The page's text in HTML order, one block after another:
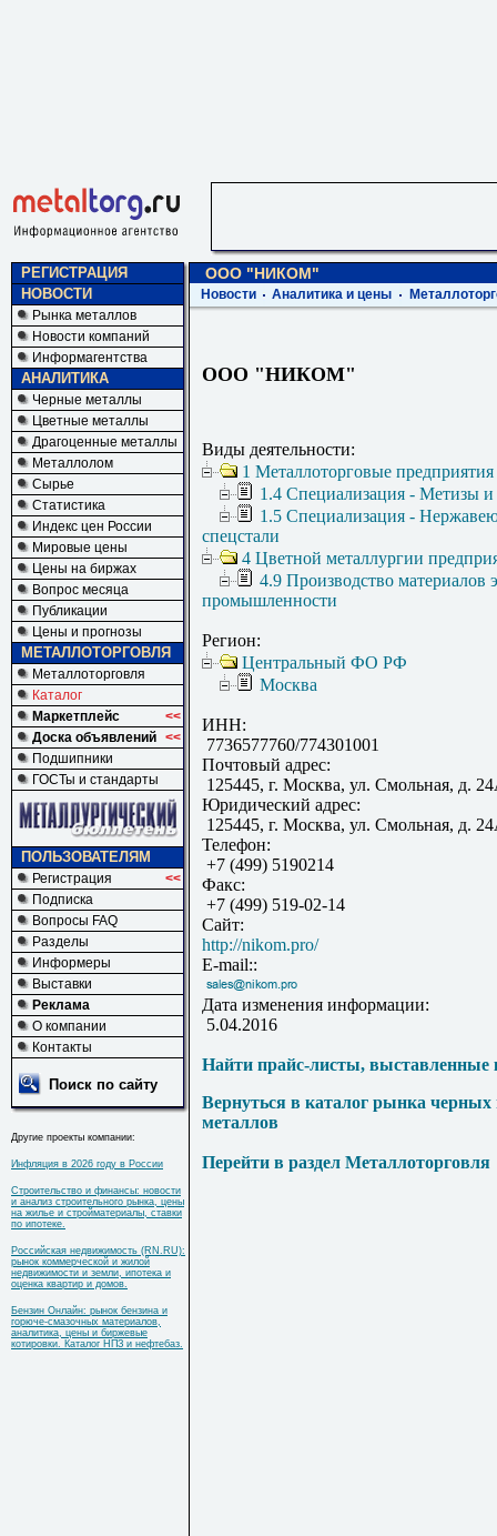
РЕГИСТРАЦИЯ
НОВОСТИ
Рынка металлов
Новости компаний
Информагентства
АНАЛИТИКА
Черные металлы
Цветные металлы
Драгоценные металлы
Металлолом
Сырье
Статистика
Индекс цен России
Мировые цены
Цены на биржах
Вопрос месяца
Публикации
Цены и прогнозы
МЕТАЛЛОТОРГОВЛЯ
Металлоторговля
Каталог
Маркетплейс
<<
Доска объявлений <<
Подшипники
ГОСТы и стандарты
ПОЛЬЗОВАТЕЛЯМ
Регистрация
<<
Подписка
Вопросы FAQ
Разделы
Информеры
Выставки
Реклама
О компании
Контакты
Поиск по сайту
Другие проекты компании:
Инфляция в 2026 году в России
Строительство и финансы: новости
и анализ строительного рынка, цены
на жилье и стройматериалы, ставки
по ипотеке.
Российская недвижимость (RN.RU):
рынок коммерческой и жилой
недвижимости и земли, ипотека и
оценка квартир и домов.
Бензин Онлайн: рынок бензина и
горюче-смазочных материалов,
аналитика, цены и биржевые
котировки. Каталог НПЗ и нефтебаз.
ООО "НИКОМ"
Новости Аналитика и цены
ООО "НИКОМ"
Виды деятельности:
1 Металлоторговые
1.4 Специализация - Метизы
1.5 Специализация -
спецстали
4 Цветной металлургии
4.9 Производство материалов
промышленности
Регион:
Центральный ФО РФ
Москва
ИНН:
7736577760/774301001
Почтовый адрес:
125445, г. Москва, ул. Смольная, д.
Юридический адрес:
125445, г. Москва, ул. Смольная, д.
Телефон:
+7 (499) 5190214
Факс:
+7 (499) 519-02-14
Сайт:
http://nikom.pro/
E-mail::
Дата изменения информации:
5.04.2016
Найти прайс-листы, выставленные
Вернуться в каталог рынка
металлов
Перейти в раздел Металлоторговля